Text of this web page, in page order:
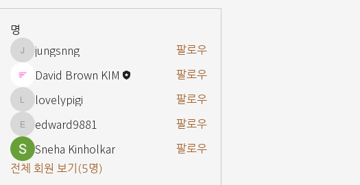
명
jungsnng
jungsnng 팔로우
David Brown KIM 팔로우
lovelypigi
lovelypigi 팔로우
edward9881
edward9881 팔로우
Sneha Kinholkar
팔로우
전체 회원 보기(5명)